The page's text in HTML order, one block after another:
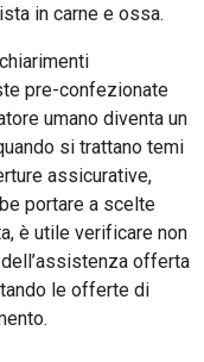
in carne e ossa.
pre-confezionate
umano diventa un
si trattano temi
assicurative,
portare a scelte
è utile verificare non
offerta
le offerte di